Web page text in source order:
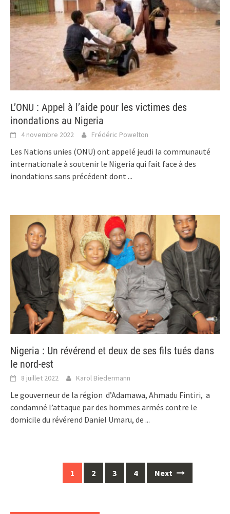
L’ONU : Appel à l’aide pour les victimes des
inondations au Nigeria
4 novembre 2022 Frédéric Powelton
Les Nations unies (ONU) ont appelé jeudi la communauté
internationale à soutenir le Nigeria qui fait face à des
inondations sans précédent dont ...
Nigeria : Un révérend et deux de ses fils tués dans
le nord-est
8 juillet 2022 Karol Biedermann
Le gouverneur de la région d’Adamawa, Ahmadu Fintiri, a
condamné l’attaque par des hommes armés contre le
domicile du révérend Daniel Umaru, de ...
1 2 3 4 Next